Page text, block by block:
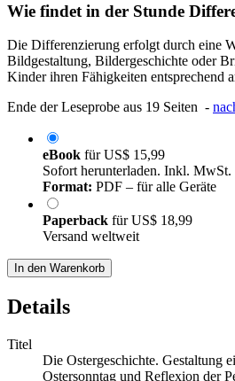
Wie findet in der Stunde
Die Differenzierung erfolgt durch eine
Bildgestaltung, Bildergeschichte oder
Kinder ihren Fähigkeiten entsprechend
Ende der Leseprobe aus 19 Seiten -
eBook fürUS$ 15,99
Sofort herunterladen. Inkl. MwSt.
Format: PDF – für alle Geräte
Paperback fürUS$ 18,99
Versand weltweit
In den Warenkorb
Details
Titel
Die Ostergeschichte. Gestaltung
Ostersonntag und Reflexion der